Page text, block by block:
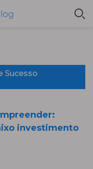
Sucesso
investimento